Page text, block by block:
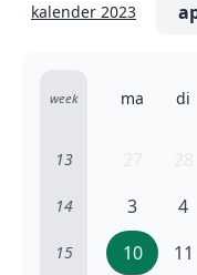
kalender 2023
week ma di
13
14 3 4
15 10 11